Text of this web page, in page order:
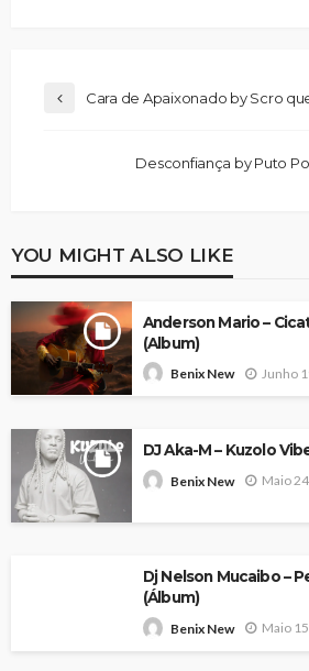
Cara de Apaixonado by Scro
Desconfiança by Puto
YOU MIGHT ALSO LIKE
Anderson Mario –
(Album)
Benix New Junho
DJ Aka-M – Kuzolo
Benix New Maio
Dj Nelson Mucaibo –
(Álbum)
Benix New Maio